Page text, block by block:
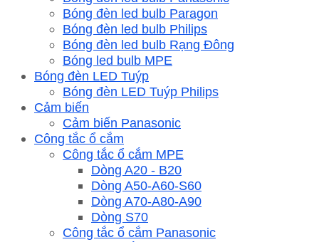
Bóng đèn led bulb Paragon
Bóng đèn led bulb Philips
Bóng đèn led bulb Rạng Đông
Bóng led bulb MPE
Bóng đèn LED Tuýp
Bóng đèn LED Tuýp Philips
Cảm biến
Cảm biến Panasonic
Công tắc ổ cắm
Công tắc ổ cắm MPE
Dòng A20 - B20
Dòng A50-A60-S60
Dòng A70-A80-A90
Dòng S70
Công tắc ổ cắm Panasonic